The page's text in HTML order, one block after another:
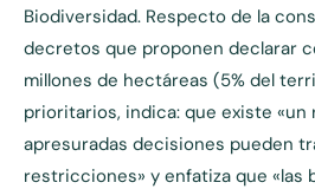
Biodiversidad. Respecto de la
decretos que proponen declarar
millones de hectáreas (5% del
prioritarios, indica: que existe «un
apresuradas decisiones pueden
restricciones» y enfatiza que «las